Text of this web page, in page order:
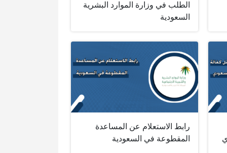
الطلب في وزارة الموارد البشرية
السعودية
رابط الاستعلام عن المساعدة
المقطوعة في السعودية